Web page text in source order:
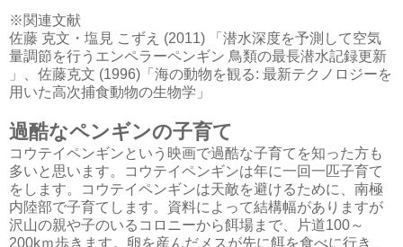
※関連文献
佐藤 克文・塩見 こずえ (2011) 「潜水深度を予測して空気
量調節を行うエンペラーペンギン 鳥類の最長潜水記録更新
」、佐藤克文 (1996)「海の動物を観る: 最新テクノロジーを
用いた高次捕食動物の生物学」
過酷なペンギンの子育て
コウテイペンギンという映画で過酷な子育てを知った方も
多いと思います。コウテイペンギンは年に一回一匹子育て
をします。コウテイペンギンは天敵を避けるために、南極
内陸部で子育てします。資料によって結構幅がありますが
沢山の親や子のいるコロニーから餌場まで、片道100～
200kｍ歩きます。卵を産んだメスが先に餌を食べに行き、